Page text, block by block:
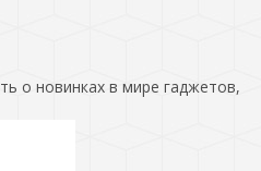
о новинках в мире гаджетов,